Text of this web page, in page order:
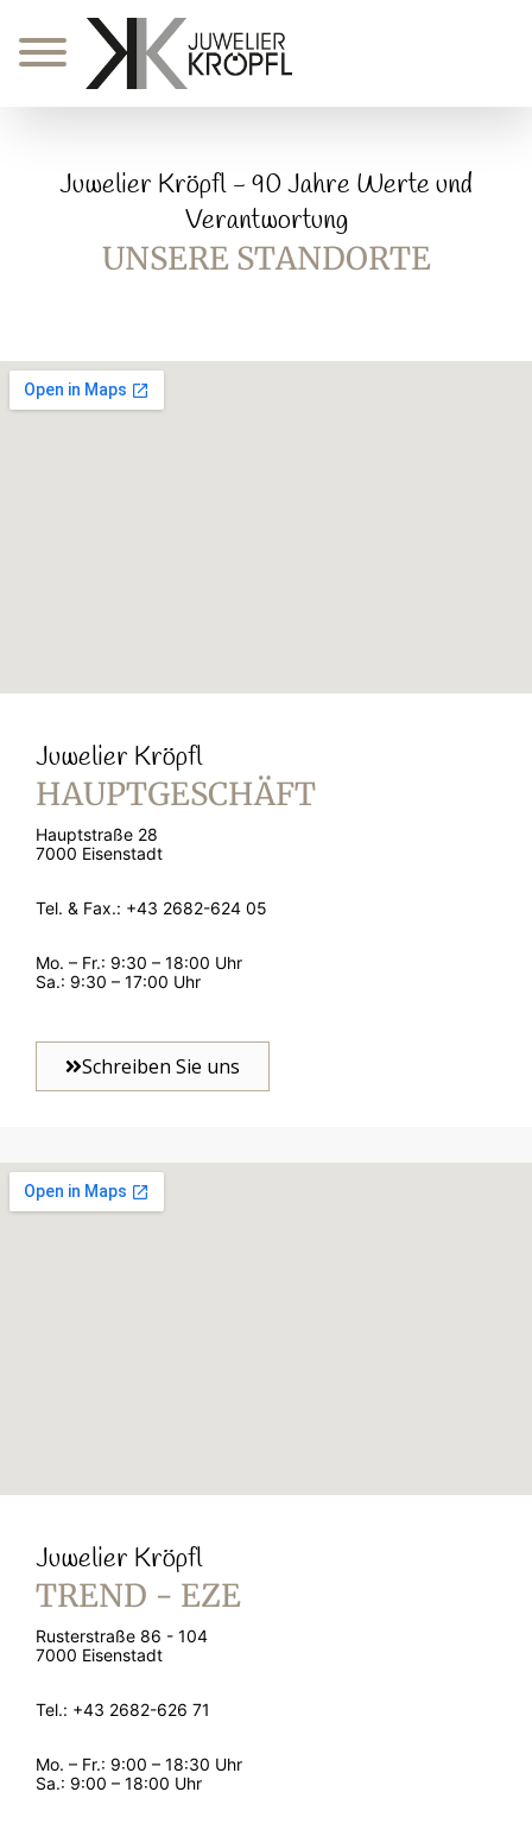
Zum
Juwelier Kröpfl - 90 Jahre Werte und
Verantwortung
UNSERE STANDORTE
Juwelier Kröpfl
HAUPTGESCHÄFT
Hauptstraße 28
7000 Eisenstadt
Tel. & Fax.: +43 2682-624 05
Mo. – Fr.: 9:30 – 18:00 Uhr
Sa.: 9:30 – 17:00 Uhr
Schreiben Sie uns
Juwelier Kröpfl
TREND - EZE
Rusterstraße 86 - 104
7000 Eisenstadt
Tel.: +43 2682-626 71
Mo. – Fr.: 9:00 – 18:30 Uhr
Sa.: 9:00 – 18:00 Uhr